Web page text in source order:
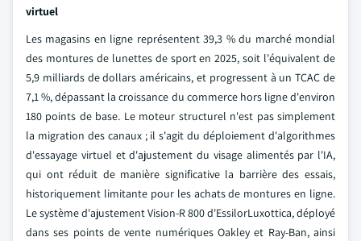
virtuel
Les magasins en ligne représentent 39,3 % du marché mondial
des montures de lunettes de sport en 2025, soit l'équivalent de
5,9 milliards de dollars américains, et progressent à un TCAC de
7,1 %, dépassant la croissance du commerce hors ligne d'environ
180 points de base. Le moteur structurel n'est pas simplement
la migration des canaux ; il s'agit du déploiement d'algorithmes
d'essayage virtuel et d'ajustement du visage alimentés par l'IA,
qui ont réduit de manière significative la barrière des essais,
historiquement limitante pour les achats de montures en ligne.
Le système d'ajustement Vision-R 800 d'EssilorLuxottica, déployé
dans ses points de vente numériques Oakley et Ray-Ban, ainsi